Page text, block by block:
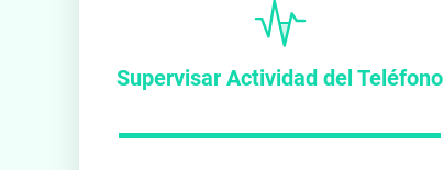
Supervisar Actividad del Teléfono